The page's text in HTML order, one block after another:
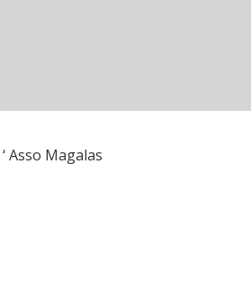
Asso Magalas